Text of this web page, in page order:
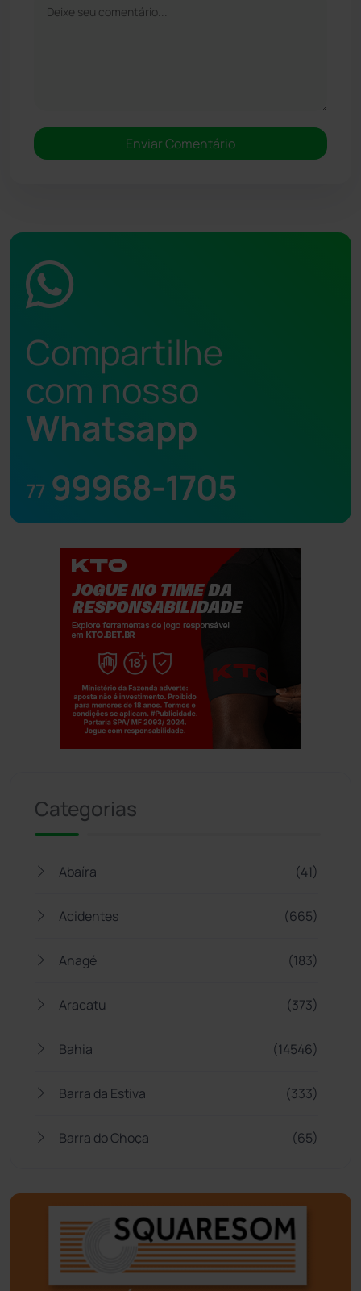
Compartilhe
com nosso
Whatsapp
77 99968-1705
Categorias
Abaíra (41)
Acidentes (665)
Anagé (183)
Aracatu (373)
Bahia (14546)
Barra da Estiva (333)
Barra do Choça (65)
Bom Jesus da Lapa (509)
Boquira (152)